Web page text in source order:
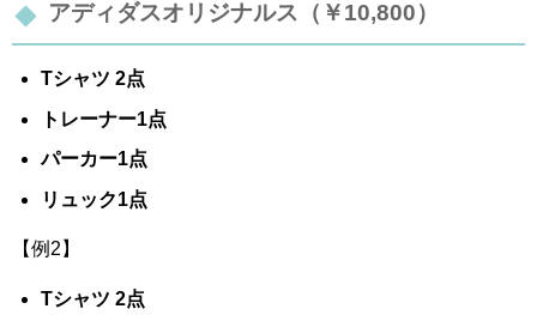
アディダスオリジナルス（￥10,800）
Tシャツ 2点
トレーナー1点
パーカー1点
リュック1点
【例2】
Tシャツ 2点